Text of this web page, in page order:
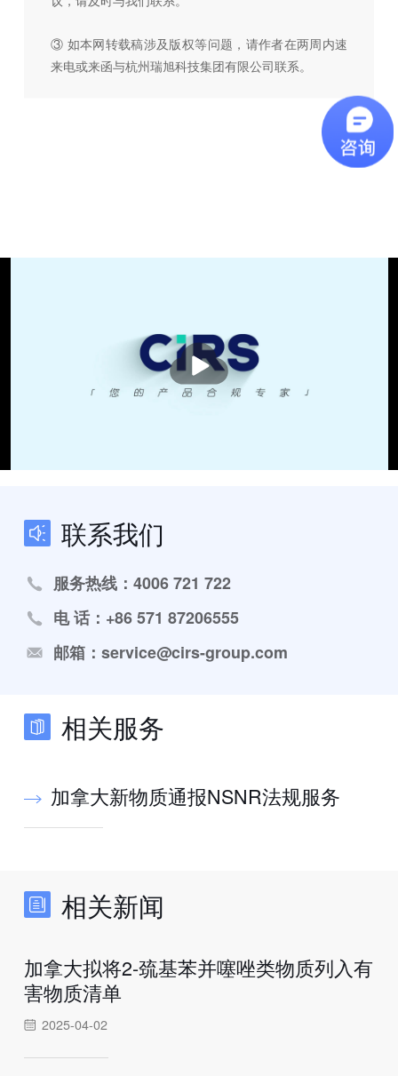
③ 如本网转载稿涉及版权等问题，请作者在两周内速
来电或来函与杭州瑞旭科技集团有限公司联系。
播
放
联系我们
服务热线：4006 721 722
电 话：+86 571 87206555
邮箱：service@cirs-group.com
相关服务
加拿大新物质通报NSNR法规服务
相关新闻
加拿大拟将2-巯基苯并噻唑类物质列入有
害物质清单
2025-04-02